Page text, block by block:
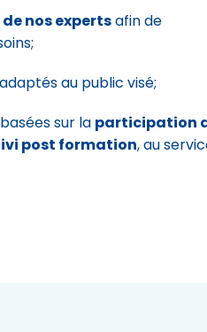
nos experts afin de
au public visé;
sur la participation
post formation, au